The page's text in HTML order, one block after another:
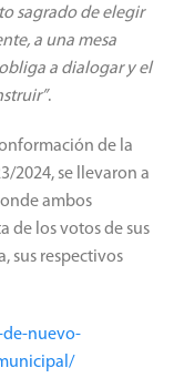
sagrado de elegir
a una mesa
a dialogar y el
.
de la
2024, se llevaron a
ambos
de los votos de sus
sus respectivos
nuevo-